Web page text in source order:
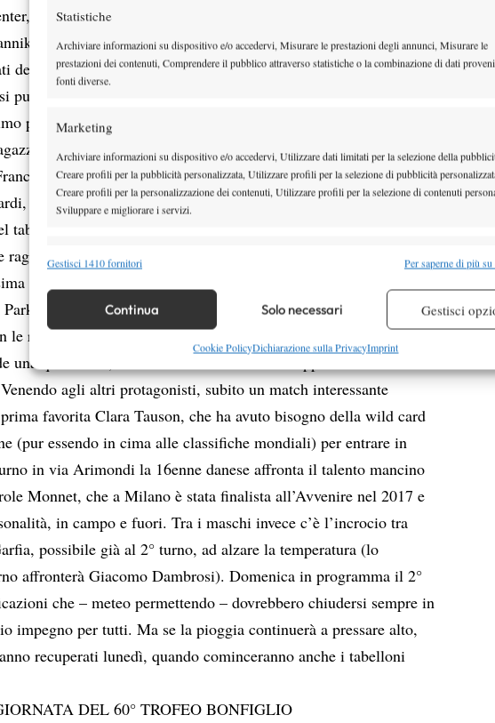
Statistiche
Archiviare informazioni su dispositivo e/o accedervi, Misurare le prestazioni degli annunci, Misurare le
prestazioni dei contenuti, Comprendere il pubblico attraverso statistiche o la combinazione di dati
fonti diverse.
Marketing
Archiviare informazioni su dispositivo e/o accedervi, Utilizzare dati limitati per la selezione della
Creare profili per la pubblicità personalizzata, Utilizzare profili per la selezione di pubblicità
Creare profili per la personalizzazione dei contenuti, Utilizzare profili per la selezione di contenuti
Sviluppare e migliorare i servizi.
Funzionalità
Identificare i dispositivi in base alle informazioni trasmesse automaticamente.
Garantire la sicurezza, prevenire e rilevare frodi, correggere errori,
Erogare e presentare pubblicità e contenuto, Salvare e comunicare le
scelte sulla privacy.
Gestisci 1410 fornitori Per saperne di più
Continua Solo necessari Gestisci
Cookie PolicyDichiarazione sulla PrivacyImprint
anche Andrea Volpini, il tecnico che segue il percorso
Sinner.
dei match di sabato, che garantiscono il passaggio al 2° turno dei
può cominciare fin d’ora a dare uno sguardo ai main draw,
pomeriggio. Cominciamo col numero degli italiani, 10 tra i
(senza contare gli azzurri che potrebbero passare attraverso
Passaro, tra i maschi, ha pescato una testa di serie, il ceco
marchigiano di buonissime speranze, e Giacomo Dambrosi
tabellone del primo favorito, lo statunitense Emilio Nava. Per
ragazze, in tre affronteranno avversarie comprese tra le teste di
trentina Melania Delai, in main draw per diritto di classifica,
Park (n.10), mentre le wild card Beatrice Stagno e Matilde Paoletti
le russe Tikhonova e Selekhmeteva. Urna più benevola per Lisa
una qualificata, mentre Federica Rossi sarà opposta all’israeliana
agli altri protagonisti, subito un match interessante
favorita Clara Tauson, che ha avuto bisogno della wild card
(pur essendo in cima alle classifiche mondiali) per entrare in
in via Arimondi la 16enne danese affronta il talento mancino
Monnet, che a Milano è stata finalista all’Avvenire nel 2017 e
in campo e fuori. Tra i maschi invece c’è l’incrocio tra
possibile già al 2° turno, ad alzare la temperatura (lo
affronterà Giacomo Dambrosi). Domenica in programma il 2°
che – meteo permettendo – dovrebbero chiudersi sempre in
impegno per tutti. Ma se la pioggia continuerà a pressare alto,
recuperati lunedì, quando cominceranno anche i tabelloni
DEL 60° TROFEO BONFIGLIO